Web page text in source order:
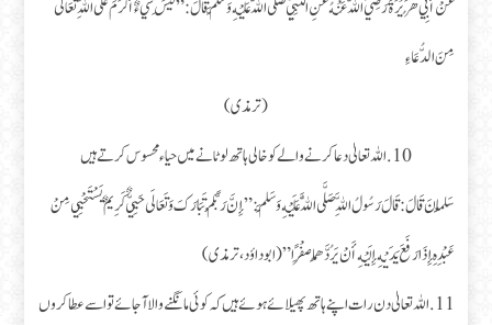
عَنْ أَبِي هُرَيْرَةَ رَضِيَ اللَّهُ عَنْهُ عَنِ النَّبِيِّ صَلَّى اللَّهُ عَلَيْهِ وَسَلَّمَ قَالَ : ” لَيْسَ شَيْءٌ أَكْرَمَ عَلَى اللَّهِ تَعَالَى
مِنَ الدُّعَاءِ
(ترمذی)
10.اللہ تعالیٰ دعا کرنے والے کو خالی ہاتھ لوٹانے میں حیاء محسوس کرتے ہیں
سَلْمَانَ قَالَ : قَالَ رَسُولُ اللَّهِ صَلَّى اللَّهُ عَلَيْهِ وَسَلَّمَ : ” إِنَّ رَبَّكُمْ تَبَارَكَ وَتَعَالَى حَيِيٌّ كَرِيمٌ يَسْتَحْيِي مِنْ
عَبْدِهِ إِذَا رَفَعَ يَدَيْهِ إِلَيْهِ أَنْ يَرُدَّهُمَا صِفْرًا ” (ابو داؤد، ترمذی)
11.اللہ تعالیٰ دن رات اپنے ہاتھ پھیلائے ہوئےہیں کہ کوئی مانگنےوالا آجائےتواسے عطاکروں